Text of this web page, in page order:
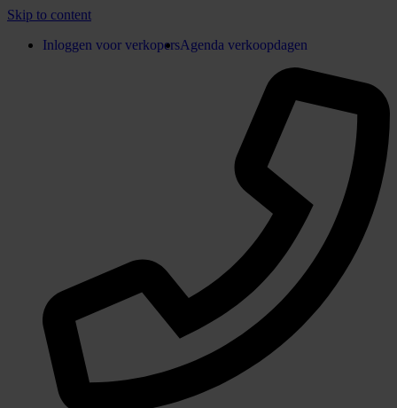
Skip to content
Inloggen voor verkopersAgenda verkoopdagen